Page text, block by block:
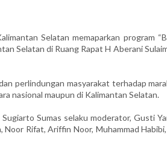
Selatan memaparkan program
Selatan di Ruang Rapat H Aberani
perlindungan masyarakat terhadap
nasional maupun di Kalimantan Selatan.
Sumas selaku moderator, Gusti
Rifat, Ariffin Noor, Muhammad